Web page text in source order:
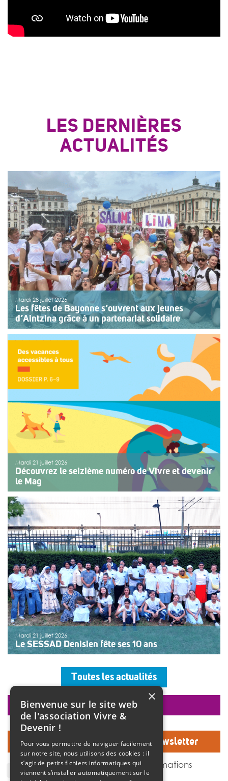
LES DERNIÈRES
ACTUALITÉS
Mardi 28 juillet 2026
Les fêtes de Bayonne s’ouvrent aux jeunes
d’Aintzina grâce à un partenariat solidaire
Une organisation collective au service de l’inclusion
Depuis sept ans, l’association ouvre le premier jour des
fêtes de Bayonne à une structure accompagnant des
enfants ou des adolescents en situation de handicap
ou de fragilité. Cette année, le choix […]
>>Lire la suite
Mardi 21 juillet 2026
Découvrez le seizième numéro de Vivre et devenir
le Mag
Le numéro du mois de juillet 2026 de Vivre et devenir, Le
Mag, vient de paraître. Le dossier central se concentre
sur les vacances pour tous. Vivre et devenir a lancé un
plan d’action afin de rendre les vacances accessibles
[…]
>>Lire la suite
Mardi 21 juillet 2026
Le SESSAD Denisien fête ses 10 ans
accueillaient les invités autour d’un buffet, dans une
ambiance musicale live assurée par un groupe de
musiciens. Christine Manadi, directrice du SESSAD
depuis sa création, est revenue sur l’histoire […]
>>Lire la suite
Toutes les actualités
Inscrivez-vous à notre Newsletter
J'accepte de recevoir des informations
de l'association Vivre et devenir.
faire un don
×
Bienvenue sur le site web
de l'association Vivre &
Devenir !
Pour vous permettre de naviguer facilement
sur notre site, nous utilisons des cookies : il
s’agit de petits fichiers informatiques qui
viennent s’installer automatiquement sur le